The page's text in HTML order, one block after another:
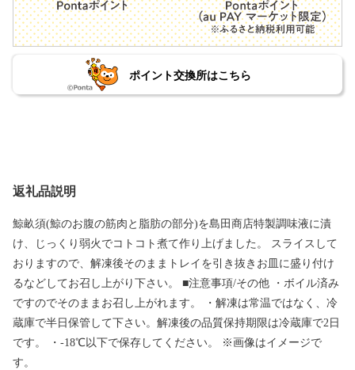
ポイント交換所はこちら
返礼品説明
鯨畝須(鯨のお腹の筋肉と脂肪の部分)を島田商店特製調味液に漬
け、じっくり弱火でコトコト煮て作り上げました。 スライスして
おりますので、解凍後そのままトレイを引き抜きお皿に盛り付け
るなどしてお召し上がり下さい。 ■注意事項/その他 ・ボイル済み
ですのでそのままお召し上がれます。 ・解凍は常温ではなく、冷
蔵庫で半日保管して下さい。解凍後の品質保持期限は冷蔵庫で2日
です。 ・-18℃以下で保存してください。 ※画像はイメージで
す。